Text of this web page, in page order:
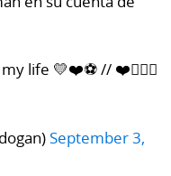
life 💛❤️⚽️ // ❤️👩‍❤️‍👨
September 3,